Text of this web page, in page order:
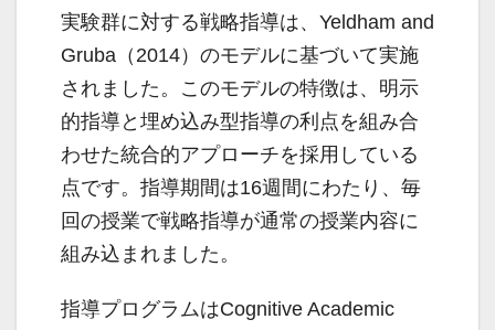
実験群に対する戦略指導は、Yeldham and
Gruba（2014）のモデルに基づいて実施
されました。このモデルの特徴は、明示
的指導と埋め込み型指導の利点を組み合
わせた統合的アプローチを採用している
点です。指導期間は16週間にわたり、毎
回の授業で戦略指導が通常の授業内容に
組み込まれました。
指導プログラムはCognitive Academic